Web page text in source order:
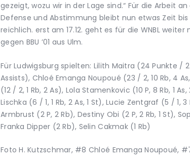
gezeigt, wozu wir in der Lage sind.“ Für die Arbeit
Defense und Abstimmung bleibt nun etwas Zeit
reichlich. erst am 17.12. geht es für die WNBL
gegen BBU ’01 aus Ulm.
Für Ludwigsburg spielten: Lilith Maitra (24 Punkte /
Assists), Chloé Emanga Noupoué (23 / 2, 10 Rb, 4
(12 / 2, 1 Rb, 2 As), Lola Stamenkovic (10 P, 8 Rb, 1
Lischka (6 / 1, 1 Rb, 2 As, 1 St), Lucie Zentgraf (5 / 1, 3
Armbrust (2 P, 2 Rb), Destiny Obi (2 P, 2 Rb, 1 St),
Franka Dipper (2 Rb), Selin Cakmak (1 Rb)
Foto H. Kutzschmar, #8 Chloé Emanga Noupoué,